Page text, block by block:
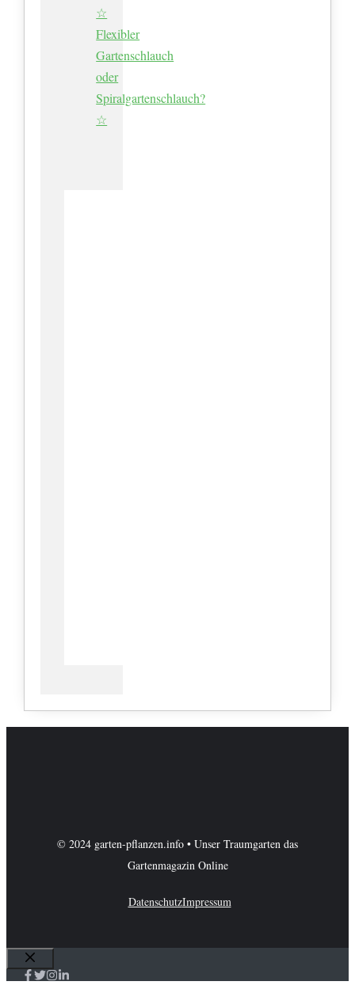
☆
Flexibler
Gartenschlauch
oder
Spiralgartenschlauch?
☆
© 2024 garten-pflanzen.info • Unser Traumgarten das
Gartenmagazin Online
DatenschutzImpressum
Schließen